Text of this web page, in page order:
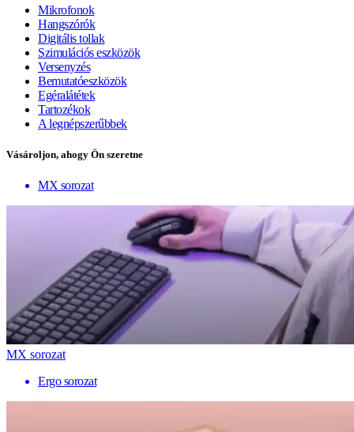
Mikrofonok
Hangszórók
Digitális tollak
Szimulációs eszközök
Versenyzés
Bemutatóeszközök
Egéralátétek
Tartozékok
A legnépszerűbbek
Vásároljon, ahogy Ön szeretne
MX sorozat
MX sorozat
Ergo sorozat